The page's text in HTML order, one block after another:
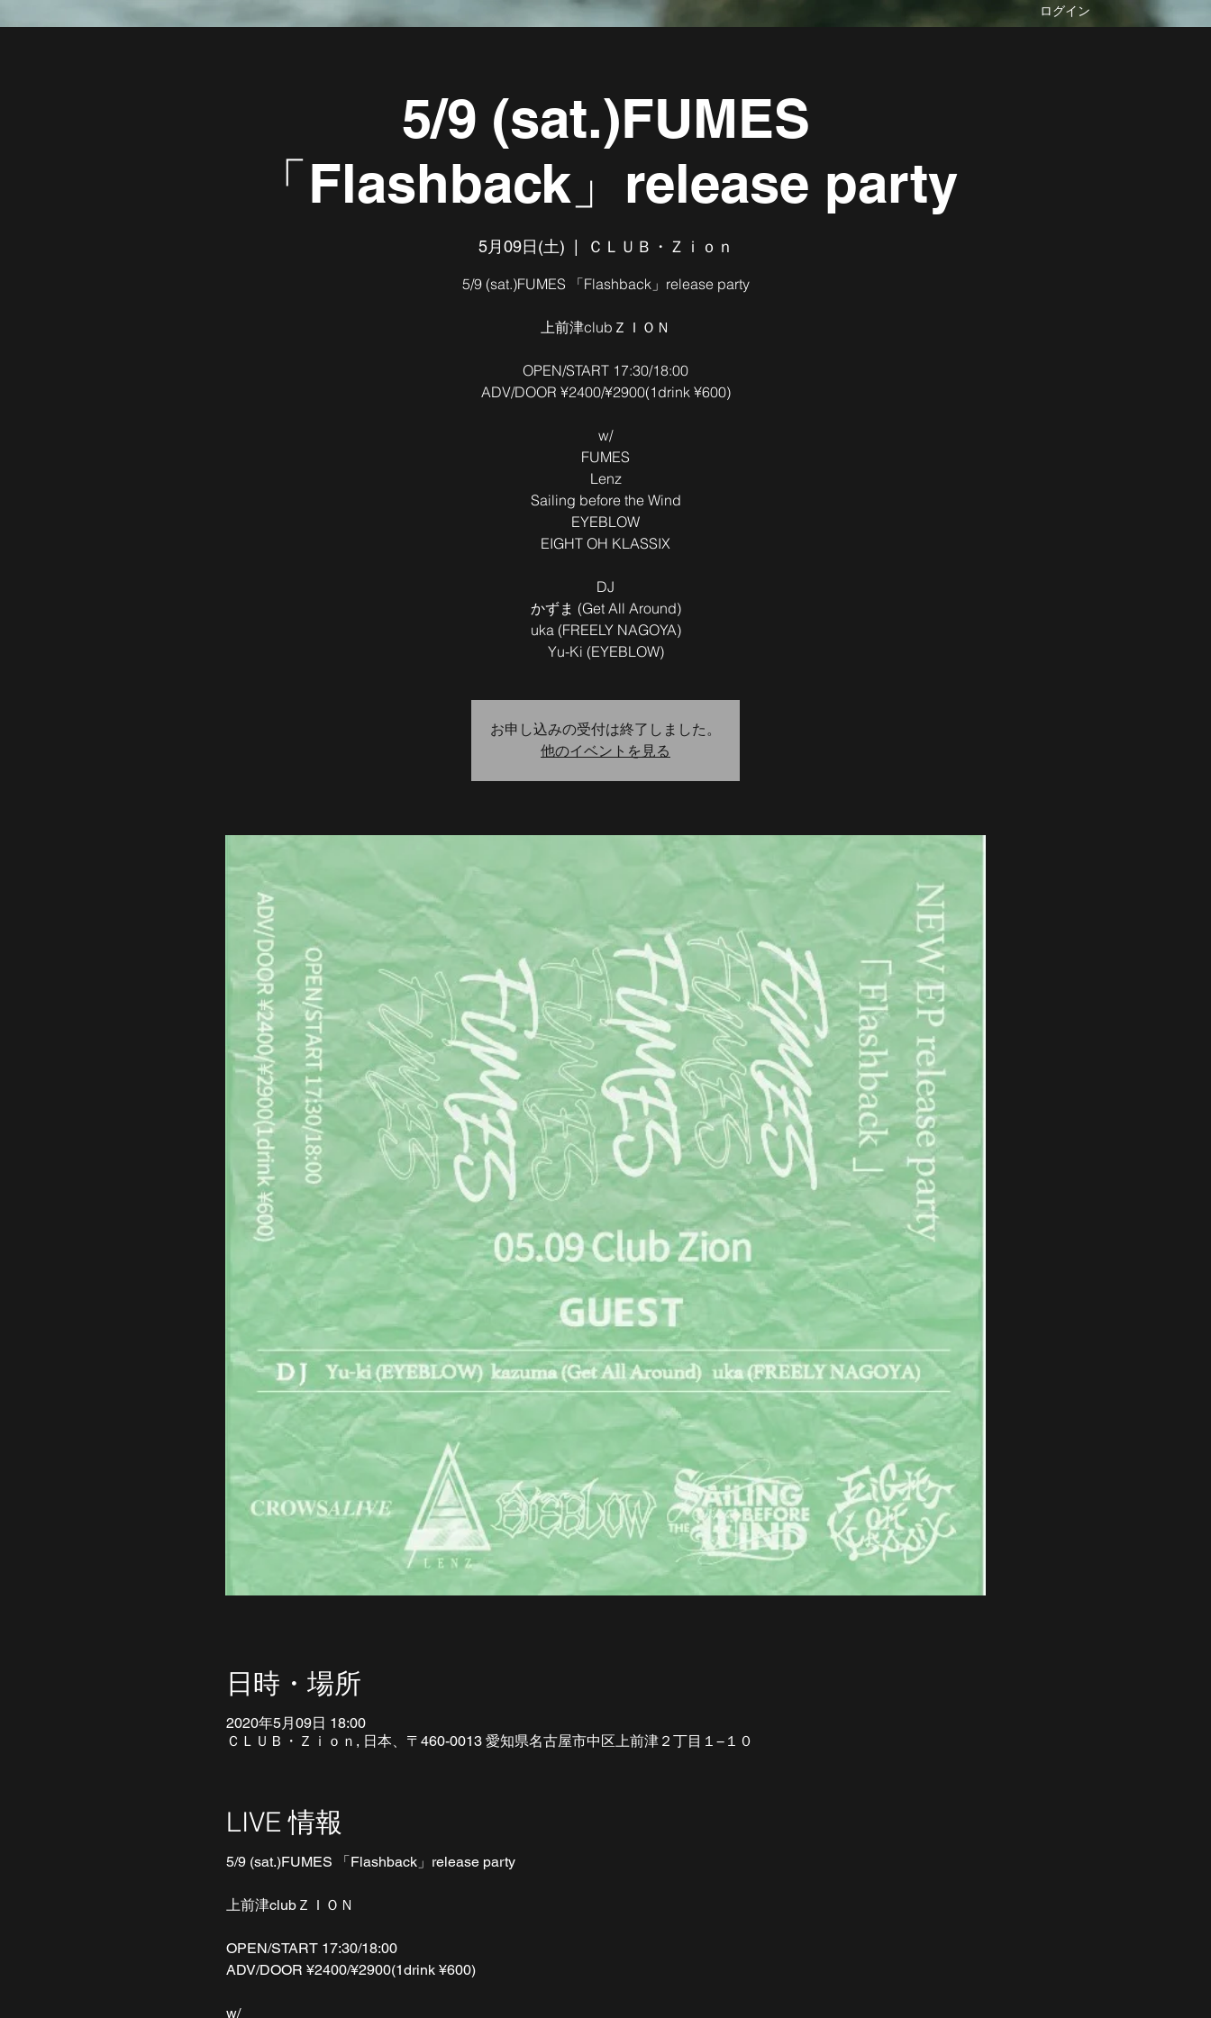
ログイン
5/9 (sat.)FUMES
「Flashback」release party
5月09日(土) ＣＬＵＢ・Ｚｉｏｎ
5/9 (sat.)FUMES 「Flashback」release party
上前津clubＺＩＯＮ
OPEN/START 17:30/18:00
ADV/DOOR ¥2400/¥2900(1drink ¥600)
w/
FUMES
Lenz
Sailing before the Wind
EYEBLOW
EIGHT OH KLASSIX
DJ
かずま (Get All Around)
uka (FREELY NAGOYA)
Yu-Ki (EYEBLOW)
お申し込みの受付は終了しました。
他のイベントを見る
日時・場所
2020年5月09日 18:00
ＣＬＵＢ・Ｚｉｏｎ, 日本、〒460-0013 愛知県名古屋市中区上前津２丁目１−１０
LIVE 情報
5/9 (sat.)FUMES 「Flashback」release party
上前津clubＺＩＯＮ
OPEN/START 17:30/18:00
ADV/DOOR ¥2400/¥2900(1drink ¥600)
w/